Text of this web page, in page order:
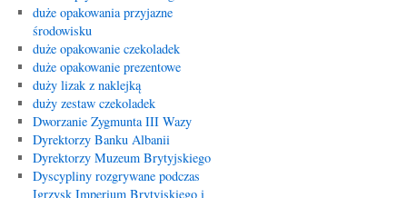
duże opakowania przyjazne
środowisku
duże opakowanie czekoladek
duże opakowanie prezentowe
duży lizak z naklejką
duży zestaw czekoladek
Dworzanie Zygmunta III Wazy
Dyrektorzy Banku Albanii
Dyrektorzy Muzeum Brytyjskiego
Dyscypliny rozgrywane podczas
Igrzysk Imperium Brytyjskiego i